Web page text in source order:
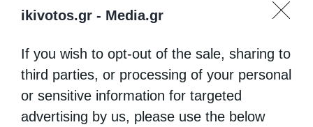
ikivotos.gr - Media.gr
If you wish to opt-out of the sale, sharing to
third parties, or processing of your personal
or sensitive information for targeted
advertising by us, please use the below
Επόμενο άρθρο
ΔΕΙΤΕ ΕΠΙΣΗΣ
Ιερά Παράκληση προς την Υπεραγία Θεοτόκο στα
Φαβριανά...